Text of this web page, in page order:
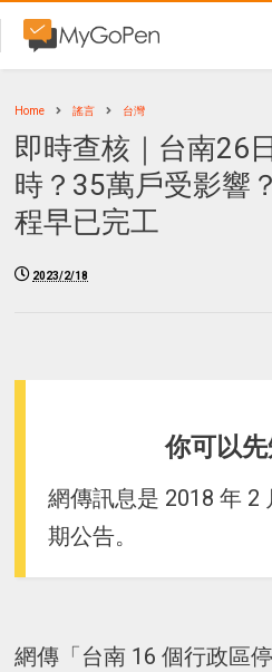
Home 謠言 台灣
即時查核｜台南26
時？35萬戶受影響
程早已完工
2023/2/18
你可以先
網傳訊息是 2018 年 2
期公告。
網傳「台南 16 個行政區